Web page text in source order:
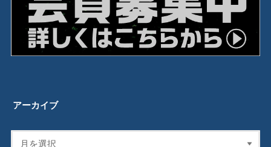
アーカイブ